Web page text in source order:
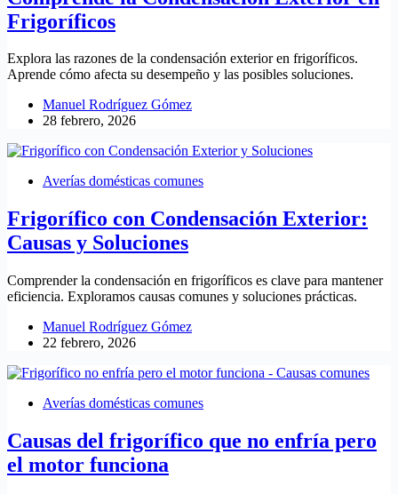
Frigoríficos
Explora las razones de la condensación exterior en frigoríficos.
Aprende cómo afecta su desempeño y las posibles soluciones.
Manuel Rodríguez Gómez
28 febrero, 2026
Averías domésticas comunes
Frigorífico con Condensación Exterior:
Causas y Soluciones
Comprender la condensación en frigoríficos es clave para mantener
eficiencia. Exploramos causas comunes y soluciones prácticas.
Manuel Rodríguez Gómez
22 febrero, 2026
Averías domésticas comunes
Causas del frigorífico que no enfría pero
el motor funciona